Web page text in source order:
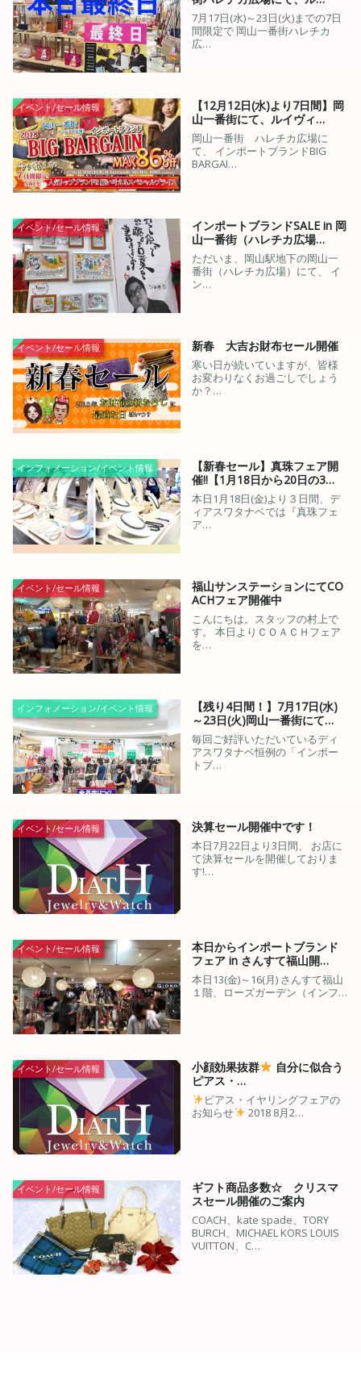
7月17日(水)～23日(火)までの7日
間限定で 岡山一番街ハレチカ
広…
イベント/セール情報
【12月12日(水)より7日間】岡
山一番街にて、ルイヴィ…
岡山一番街 ハレチカ広場に
て、 インポートブランドBIG
BARGAI…
イベント/セール情報
インポートブランドSALE in 岡
山一番街（ハレチカ広場…
ただいま、岡山駅地下の岡山一
番街（ハレチカ広場）にて、 イ
ン…
イベント/セール情報 新春 大吉お財布セール開催
寒い日が続いていますが、皆様
お変わりなくお過ごしでしょう
か？…
インフォメーション/イベント情報
【新春セール】真珠フェア開
催!!【1月18日から20日の3…
本日1月18日(金)より３日間、デ
ィアスワタナベでは『真珠フェ
ア…
イベント/セール情報
福山サンステーションにてCO
ACHフェア開催中
こんにちは。スタッフの村上で
す。 本日よりＣＯＡＣＨフェア
を…
インフォメーション/イベント情報
【残り4日間！】7月17日(水)
～23日(火)岡山一番街にて…
毎回ご好評いただいているディ
アスワタナベ恒例の「インポー
トブ…
イベント/セール情報 決算セール開催中です！
本日7月22日より3日間、 お店に
て決算セールを開催しておりま
す!…
イベント/セール情報
本日からインポートブランド
フェア in さんすて福山開…
本日13(金)～16(月) さんすて福山
１階、ローズガーデン（インフ…
イベント/セール情報 小顔効果抜群
自分に似合う
ピアス・…
ピアス・イヤリングフェアの
お知らせ
2018 8月2…
イベント/セール情報
ギフト商品多数☆ クリスマ
スセール開催のご案内
COACH、kate spade、TORY
BURCH、MICHAEL KORS LOUIS
VUITTON、C…